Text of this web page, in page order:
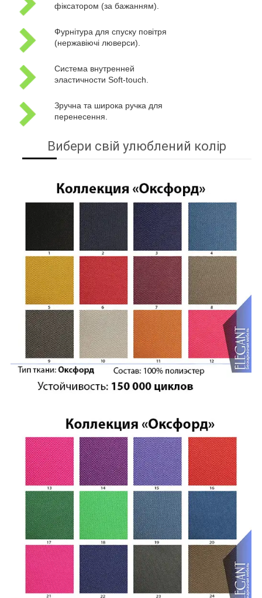
фіксатором (за бажанням).
Фурнітура для спуску повітря
(нержавіючі люверси).
Система внутренней
эластичности Soft-touch.
Зручна та широка ручка для
перенесення.
Вибери свій улюблений колір